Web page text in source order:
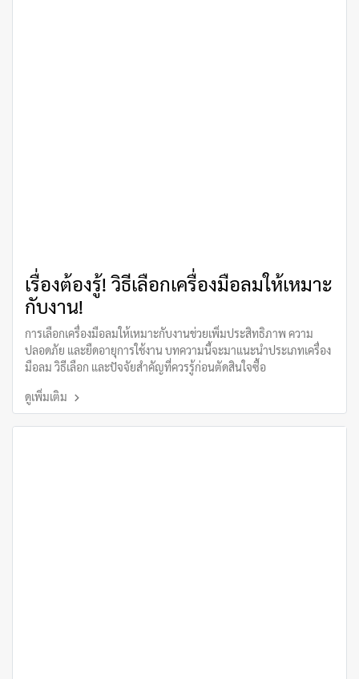
เรื่องต้องรู้! วิธีเลือกเครื่องมือลมให้เหมาะ
กับงาน!
การเลือกเครื่องมือลมให้เหมาะกับงานช่วยเพิ่มประสิทธิภาพ ความ
ปลอดภัย และยืดอายุการใช้งาน บทความนี้จะมาแนะนำประเภทเครื่อง
มือลม วิธีเลือก และปัจจัยสำคัญที่ควรรู้ก่อนตัดสินใจซื้อ
ดูเพิ่มเติม